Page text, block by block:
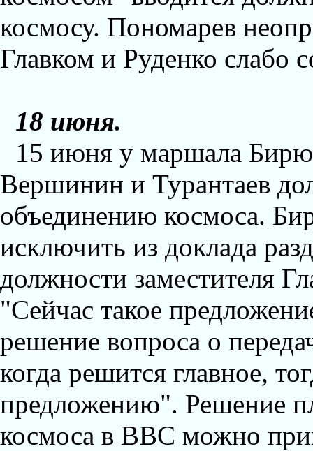
космосу. Пономарев
Главком и Руденко слабо
18 июня.
15 июня у маршала
Вершинин и Турантаев
объединению космоса.
исключить из доклада
должности заместителя
"Сейчас такое
решение вопроса о
когда решится главное,
предложению". Решение
космоса в ВВС можно